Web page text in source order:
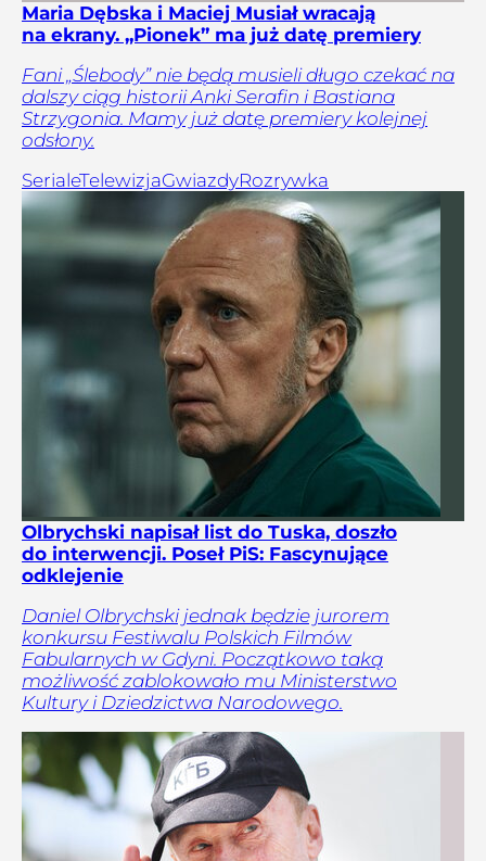
Maria Dębska i Maciej Musiał wracają
na ekrany. „Pionek” ma już datę premiery
Fani „Ślebody” nie będą musieli długo czekać na
dalszy ciąg historii Anki Serafin i Bastiana
Strzygonia. Mamy już datę premiery kolejnej
odsłony.
SerialeTelewizjaGwiazdyRozrywka
Olbrychski napisał list do Tuska, doszło
do interwencji. Poseł PiS: Fascynujące
odklejenie
Daniel Olbrychski jednak będzie jurorem
konkursu Festiwalu Polskich Filmów
Fabularnych w Gdyni. Początkowo taką
możliwość zablokowało mu Ministerstwo
Kultury i Dziedzictwa Narodowego.